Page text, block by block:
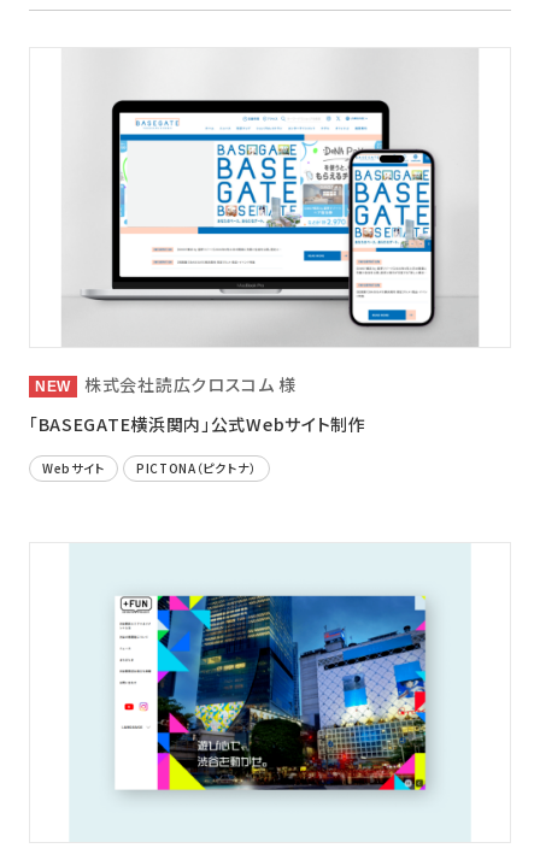
株式会社読広クロスコム 様
「BASEGATE横浜関内」公式Webサイト制作
Webサイト PICTONA（ピクトナ）